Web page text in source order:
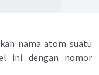
nama atom suatu
ini dengan nomor